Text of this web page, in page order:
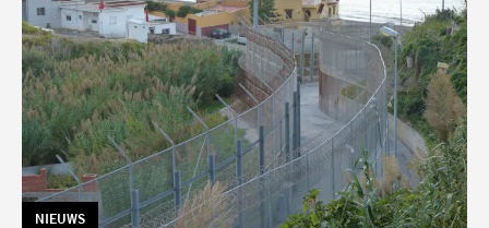
TAG:
NIEUWS